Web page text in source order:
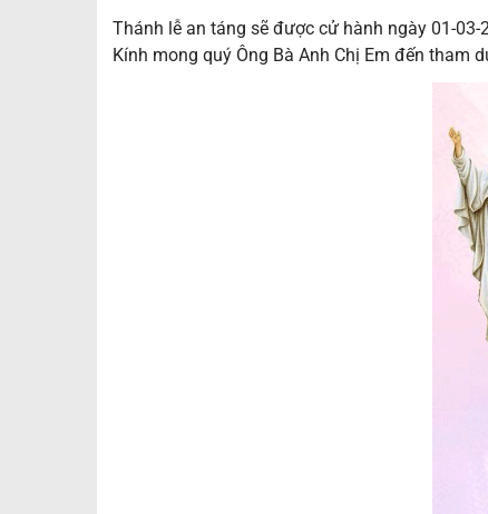
Thánh lễ an táng sẽ được cử hành ngày 01-
Kính mong quý Ông Bà Anh Chị Em đến tham